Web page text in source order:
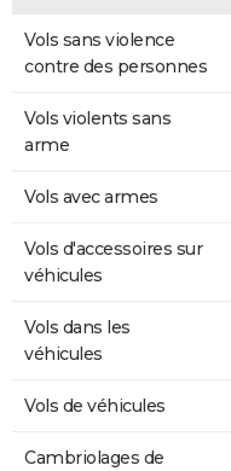
Vols sans violence
contre des personnes
Vols violents sans
arme
Vols avec armes
Vols d'accessoires sur
véhicules
Vols dans les
véhicules
Vols de véhicules
Cambriolages de